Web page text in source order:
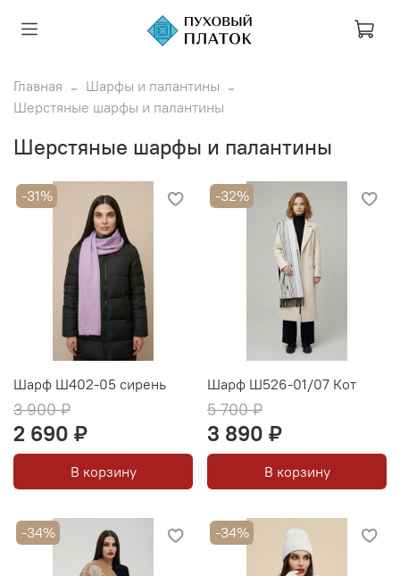
Главная
Шарфы и палантины
Шерстяные шарфы и палантины
Шерстяные шарфы и палантины
-31%
Шарф Ш402-05 сирень
3 900 ₽
2 690 ₽
В корзину
-32%
Шарф Ш526-01/07 Кот
5 700 ₽
3 890 ₽
В корзину
-34% -34%